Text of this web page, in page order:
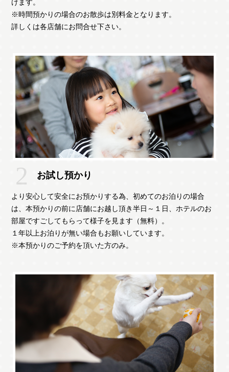
けます。
※時間預かりの場合のお散歩は別料金となります。
詳しくは各店舗にお問合せ下さい。
お試し預かり
より安心して安全にお預かりする為、初めてのお泊りの場合
は、本預かりの前に店舗にお越し頂き半日～１日、ホテルのお
部屋ですごしてもらって様子を見ます（無料）。
１年以上お泊りが無い場合もお願いしています。
※本預かりのご予約を頂いた方のみ。